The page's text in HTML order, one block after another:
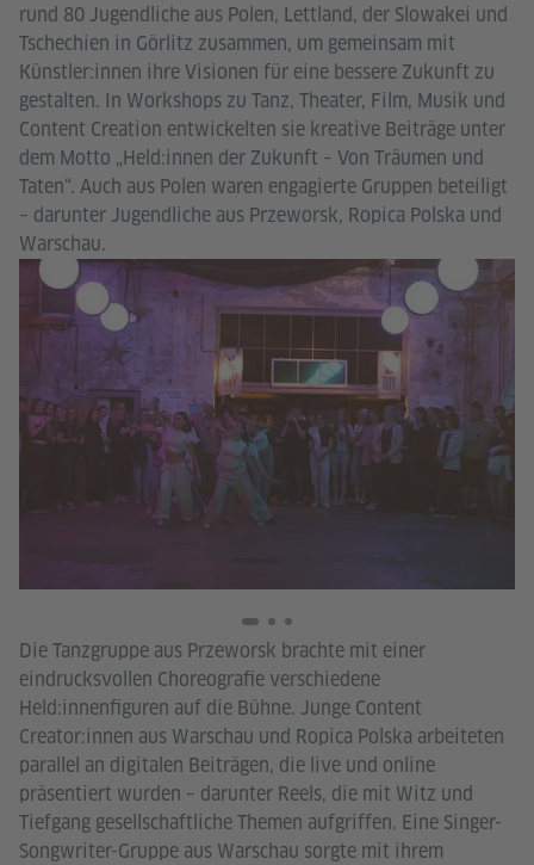
rund 80 Jugendliche aus Polen, Lettland, der Slowakei und
Tschechien in Görlitz zusammen, um gemeinsam mit
Künstler:innen ihre Visionen für eine bessere Zukunft zu
gestalten. In Workshops zu Tanz, Theater, Film, Musik und
Content Creation entwickelten sie kreative Beiträge unter
dem Motto „Held:innen der Zukunft – Von Träumen und
Taten“. Auch aus Polen waren engagierte Gruppen beteiligt
– darunter Jugendliche aus Przeworsk, Ropica Polska und
Warschau.
Die Tanzgruppe aus Przeworsk brachte mit einer
eindrucksvollen Choreografie verschiedene
Held:innenfiguren auf die Bühne. Junge Content
Creator:innen aus Warschau und Ropica Polska arbeiteten
parallel an digitalen Beiträgen, die live und online
präsentiert wurden – darunter Reels, die mit Witz und
Tiefgang gesellschaftliche Themen aufgriffen. Eine Singer-
Songwriter-Gruppe aus Warschau sorgte mit ihrem